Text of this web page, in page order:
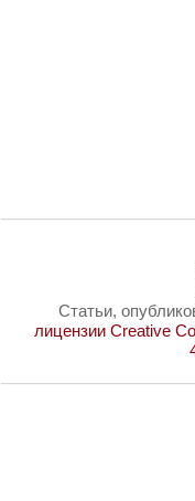
Статьи,
лицензии Creative